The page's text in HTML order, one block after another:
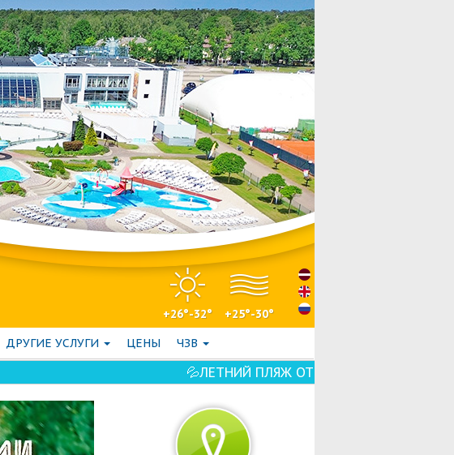
+26°-32°
+25°-30°
ДРУГИЕ УСЛУГИ ЦЕНЫ ЧЗВ
ПЛЯЖ ОТКРЫТ! ☀️🏖️ – ЕЩЕ БОЛЬШЕ ВОДНЫХ